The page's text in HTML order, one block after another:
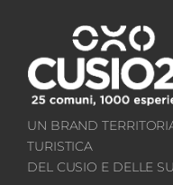
UN BRAND
TURISTICA
DEL CUSIO E DELLE